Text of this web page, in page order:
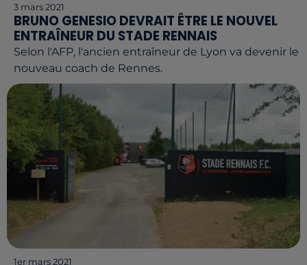
3 mars 2021
BRUNO GENESIO DEVRAIT ÊTRE LE NOUVEL
ENTRAÎNEUR DU STADE RENNAIS
Selon l'AFP, l'ancien entraîneur de Lyon va devenir le
nouveau coach de Rennes.
1er mars 2021